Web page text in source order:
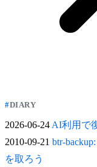
DIARY
2026-06-24AI利用で
2010-09-21 btr-
を取ろう